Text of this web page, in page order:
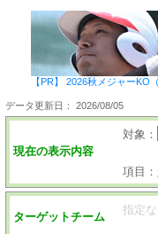
【PR】 2026秋メジャー
データ更新日： 2026/08/05
現在の表示内容
対象：
項目：
ターゲットチーム
指定な